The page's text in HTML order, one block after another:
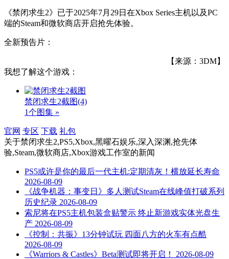
《禁闭求生2》已于2025年7月29日在Xbox Series主机以及PC
端的Steam和微软商店开启抢先体验。
全新预告片：
【来源：3DM】
我想了解这个游戏：
禁闭求生2截图(4)
1个图集 »
官网 专区 下载 礼包
关于禁闭求生2,PS5,Xbox,黑曜石娱乐,深入深渊,抢先体
验,Steam,微软商店,Xbox游戏工作室的新闻
PS5或许是你的最后一代主机:定期清灰！横放延长寿命
2026-08-09
《战争机器：事变日》多人测试Steam在线峰值打破系列
历史纪录 2026-08-09
索尼将在PS5主机包装盒贴警示 终止新游戏实体光盘生
产 2026-08-09
《控制：共振》13分钟试玩 四面八方的火车有点酷
2026-08-09
《Warriors & Castles》Beta测试即将开启！
2026-08-09